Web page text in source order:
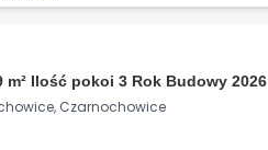
m² Ilość pokoi 3 Rok Budowy 2026
Czarnochowice